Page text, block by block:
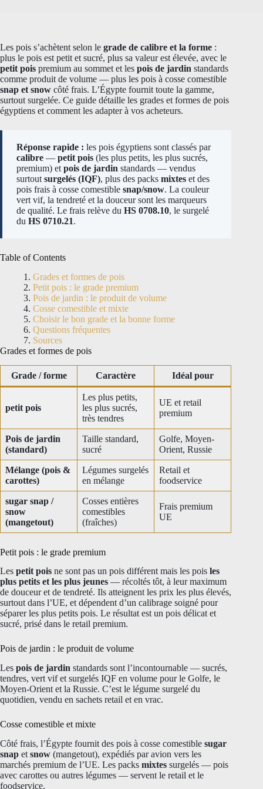
Les pois s’achètent selon le grade de calibre et la forme :
plus le pois est petit et sucré, plus sa valeur est élevée, avec le
petit pois premium au sommet et les pois de jardin standards
comme produit de volume — plus les pois à cosse comestible
snap et snow côté frais. L’Égypte fournit toute la gamme,
surtout surgelée. Ce guide détaille les grades et formes de pois
égyptiens et comment les adapter à vos acheteurs.
Réponse rapide : les pois égyptiens sont classés par
calibre — petit pois (les plus petits, les plus sucrés,
premium) et pois de jardin standards — vendus
surtout surgelés (IQF), plus des packs mixtes et des
pois frais à cosse comestible snap/snow. La couleur
vert vif, la tendreté et la douceur sont les marqueurs
de qualité. Le frais relève du HS 0708.10, le surgelé
du HS 0710.21.
Table of Contents
Grades et formes de pois
Petit pois : le grade premium
Pois de jardin : le produit de volume
Cosse comestible et mixte
Choisir le bon grade et la bonne forme
Questions fréquentes
Sources
Grades et formes de pois
Grade / forme Caractère Idéal pour
petit pois
Les plus petits,
les plus sucrés,
très tendres
UE et retail
premium
Pois de jardin
(standard)
Taille standard,
sucré
Golfe, Moyen-
Orient, Russie
Mélange (pois &
carottes)
Légumes surgelés
en mélange
Retail et
foodservice
sugar snap /
snow
(mangetout)
Cosses entières
comestibles
(fraîches)
Frais premium
UE
Petit pois : le grade premium
Les petit pois ne sont pas un pois différent mais les pois les
plus petits et les plus jeunes — récoltés tôt, à leur maximum
de douceur et de tendreté. Ils atteignent les prix les plus élevés,
surtout dans l’UE, et dépendent d’un calibrage soigné pour
séparer les plus petits pois. Le résultat est un pois délicat et
sucré, prisé dans le retail premium.
Pois de jardin : le produit de volume
Les pois de jardin standards sont l’incontournable — sucrés,
tendres, vert vif et surgelés IQF en volume pour le Golfe, le
Moyen-Orient et la Russie. C’est le légume surgelé du
quotidien, vendu en sachets retail et en vrac.
Cosse comestible et mixte
Côté frais, l’Égypte fournit des pois à cosse comestible sugar
snap et snow (mangetout), expédiés par avion vers les
marchés premium de l’UE. Les packs mixtes surgelés — pois
avec carottes ou autres légumes — servent le retail et le
foodservice.